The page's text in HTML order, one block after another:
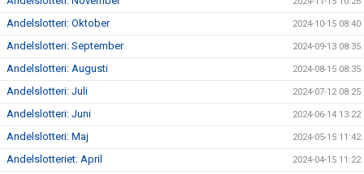
Andelslotteri: Oktober 2024-10-15 08:40
Andelslotteri: September 2024-09-13 08:35
Andelslotteri: Augusti 2024-08-15 08:35
Andelslotteri: Juli 2024-07-12 08:25
Andelslotteri: Juni 2024-06-14 13:22
Andelslotteri: Maj 2024-05-15 11:42
Andelslotteriet: April 2024-04-15 11:22